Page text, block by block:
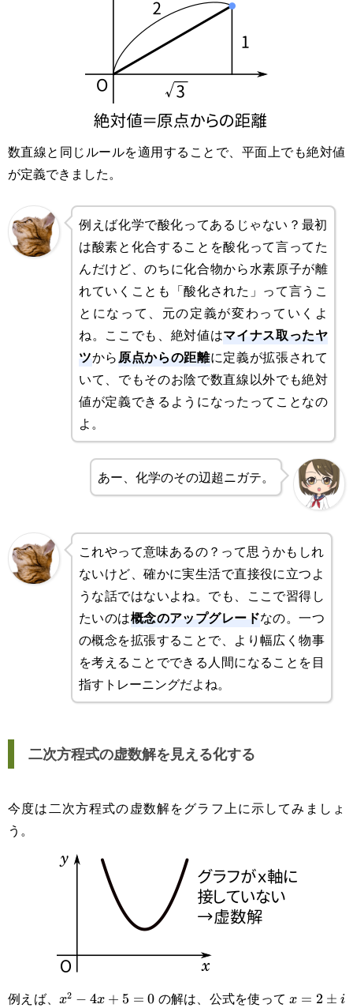
数直線と同じルールを適用することで、平面上でも絶対値
が定義できました。
例えば化学で酸化ってあるじゃない？最初
は酸素と化合することを酸化って言ってた
んだけど、のちに化合物から水素原子が離
れていくことも「酸化された」って言うこ
とになって、元の定義が変わっていくよ
ね。ここでも、絶対値はマイナス取ったヤ
ツから原点からの距離に定義が拡張されて
いて、でもそのお陰で数直線以外でも絶対
値が定義できるようになったってことなの
よ。
あー、化学のその辺超ニガテ。
これやって意味あるの？って思うかもしれ
ないけど、確かに実生活で直接役に立つよ
うな話ではないよね。でも、ここで習得し
たいのは概念のアップグレードなの。一つ
の概念を拡張することで、より幅広く物事
を考えることでできる人間になることを目
指すトレーニングだよね。
二次方程式の虚数解を見える化する
今度は二次方程式の虚数解をグラフ上に示してみましょ
う。
例えば、x^2-
x2 − 4x + 5 = 0 の解は、公式を使ってx=2\pm
x = 2 ± i